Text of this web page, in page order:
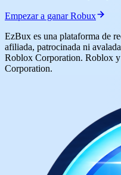
Empezar a ganar Robux
EzBux es una plataforma de
afiliada, patrocinada ni
Roblox Corporation. Roblox
Corporation.